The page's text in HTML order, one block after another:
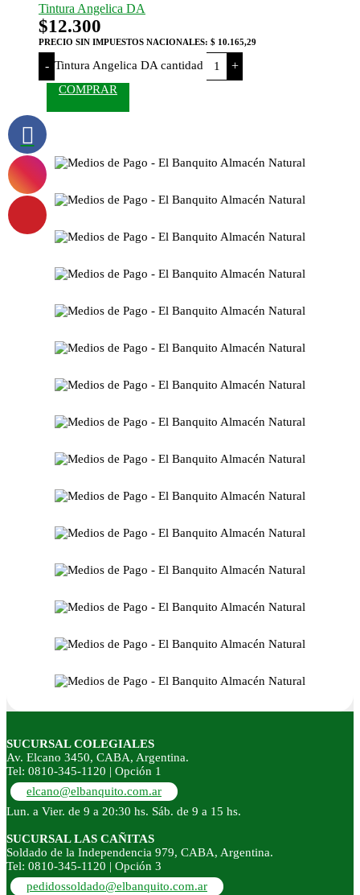
Tintura Angelica DA
$12.300
PRECIO SIN IMPUESTOS NACIONALES: $ 10.165,29
- Tintura Angelica DA cantidad +
COMPRAR
SUCURSAL COLEGIALES
Av. Elcano 3450, CABA, Argentina.
Tel: 0810-345-1120 | Opción 1
elcano@elbanquito.com.ar
Lun. a Vier. de 9 a 20:30 hs. Sáb. de 9 a 15 hs.
SUCURSAL LAS CAÑITAS
Soldado de la Independencia 979, CABA, Argentina.
Tel: 0810-345-1120 | Opción 3
pedidossoldado@elbanquito.com.ar